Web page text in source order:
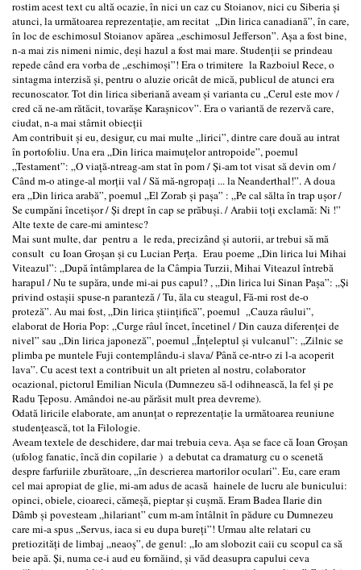
rostim acest text cu altă ocazie, în nici un caz cu Stoianov, nici cu Siberia şi
atunci, la următoarea reprezentaţie, am recitat „Din lirica canadiană”, în care,
în loc de eschimosul Stoianov apărea „eschimosul Jefferson”. Aşa a fost bine,
n-a mai zis nimeni nimic, deşi hazul a fost mai mare. Studenţii se prindeau
repede când era vorba de „eschimoşi”! Era o trimitere la Razboiul Rece, o
sintagma interzisă şi, pentru o aluzie oricât de mică, publicul de atunci era
recunoscator. Tot din lirica siberiană aveam şi varianta cu „Cerul este mov /
cred că ne-am rătăcit, tovarăşe Karaşnicov”. Era o variantă de rezervă care,
ciudat, n-a mai stârnit obiecţii
Am contribuit şi eu, desigur, cu mai multe „lirici”, dintre care două au intrat
în portofoliu. Una era „Din lirica maimuţelor antropoide”, poemul
„Testament”: „O viaţă-ntreag-am stat în pom / Şi-am tot visat să devin om /
Când m-o atinge-al morţii val / Să mă-ngropaţi ... la Neanderthal!”. A doua
era „Din lirica arabă”, poemul „El Zorab şi paşa” : „Pe cal sălta în trap uşor /
Se cumpăni încetişor / Şi drept în cap se prăbuşi. / Arabii toţi exclamă: Ni !”
Alte texte de care-mi amintesc?
Mai sunt multe, dar pentru a le reda, precizând şi autorii, ar trebui să mă
consult cu Ioan Groşan şi cu Lucian Perţa. Erau poeme „Din lirica lui Mihai
Viteazul”: „După întâmplarea de la Câmpia Turzii, Mihai Viteazul întrebă
harapul / Nu te supăra, unde mi-ai pus capul? , „Din lirica lui Sinan Paşa”: „Şi
privind ostaşii spuse-n paranteză / Tu, ăla cu steagul, Fă-mi rost de-o
proteză”. Au mai fost, „Din lirica ştiinţifică”, poemul „Cauza râului”,
elaborat de Horia Pop: „Curge râul încet, încetinel / Din cauza diferenţei de
nivel” sau „Din lirica japoneză”, poemul „Înţeleptul şi vulcanul”: „Zilnic se
plimba pe muntele Fuji contemplându-i slava/ Până ce-ntr-o zi l-a acoperit
lava”. Cu acest text a contribuit un alt prieten al nostru, colaborator
ocazional, pictorul Emilian Nicula (Dumnezeu să-l odihnească, la fel şi pe
Radu Ţeposu. Amândoi ne-au părăsit mult prea devreme).
Odată liricile elaborate, am anunţat o reprezentaţie la următoarea reuniune
studenţească, tot la Filologie.
Aveam textele de deschidere, dar mai trebuia ceva. Aşa se face că Ioan Groşan
(ufolog fanatic, încă din copilarie ) a debutat ca dramaturg cu o scenetă
despre farfuriile zburătoare, „în descrierea martorilor oculari”. Eu, care eram
cel mai apropiat de glie, mi-am adus de acasă hainele de lucru ale bunicului:
opinci, obiele, cioareci, cămeşă, pieptar şi cuşmă. Eram Badea Ilarie din
Dâmb şi povesteam „hilariant” cum m-am întâlnit în pădure cu Dumnezeu
care mi-a spus „Servus, iaca si eu dupa bureţi”! Urmau alte relatari cu
pretiozităţi de limbaj „neaoş”, de genul: „Io am slobozit caii cu scopul ca să
beie apă. Şi, numa ce-i aud eu fornăind, şi văd deasupra capului ceva